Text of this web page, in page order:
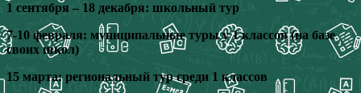
1 сентября – 18 декабря: школьный тур
7-10 февраля: муниципальные туры у 1 классов (на базе
своих школ)
15 марта: региональный тур среди 1 классов